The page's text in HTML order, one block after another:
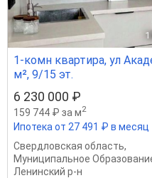
1
1-комн квартира, ул
м², 9/15 эт.
6 230 000 ₽
159 744 ₽ за м2
Ипотека от 27 491 ₽ в месяц
Свердловская область,
Муниципальное
Ленинский р-н